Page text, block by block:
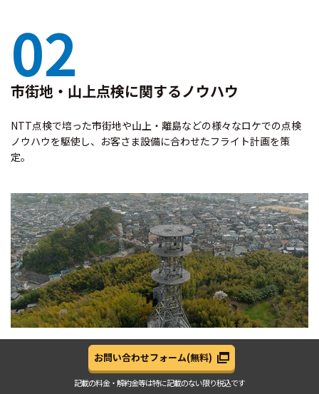
02
市街地・山上点検に関するノウハウ
NTT点検で培った市街地や山上・離島などの様々なロケでの点検
ノウハウを駆使し、お客さま設備に合わせたフライト計画を策
定。
お問い合わせフォーム(無料)
記載の料金・解約金等は特に記載のない限り税込です